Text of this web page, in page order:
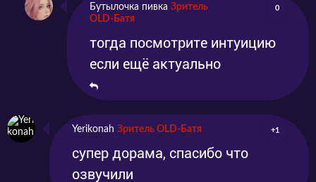
Бутылочка пивка Зритель
OLD-Батя
0
тогда посмотрите интуицию
если ещё актуально
Yerikonah Зритель OLD-Батя +1
супер дорама, спасибо что
озвучили